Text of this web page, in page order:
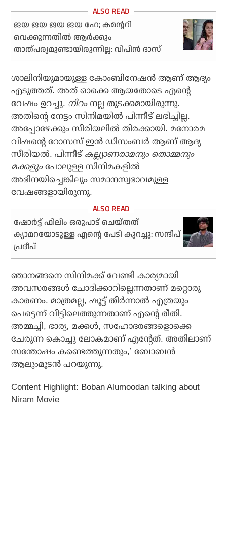
ജയ ജയ ജയ ജയ ഹേ; കമൻ്ററി
വെക്കുന്നതിൽ ആർക്കും
താത്പര്യമുണ്ടായിരുന്നില്ല: വിപിൻ ദാസ്
ശാലിനിയുമായുള്ള കോംബിനേഷൻ ആണ് ആദ്യം
എടുത്തത്. അത് ഓക്കെ ആയതോടെ എൻ്റെ
വേഷം ഉറച്ചു. നിറംനല്ല തുടക്കമായിരുന്നു.
അതിന്റെ നേട്ടം സിനിമയിൽ പിന്നീട് ലഭിച്ചില്ല.
അപ്പോഴേക്കും സീരിയലിൽ തിരക്കായി. മനോരമ
വിഷൻ്റെ റോസസ് ഇൻ ഡിസംബർ ആണ് ആദ്യ
സീരിയൽ. പിന്നീട് കല്ല്യാണരാമനും തൊമ്മനും
മക്കളുംപോലുള്ള സിനിമകളിൽ
അഭിനയിച്ചെങ്കിലും സമാനസ്വഭാവമുള്ള
വേഷങ്ങളായിരുന്നു.
ഷോര്‍ട്ട് ഫിലിം ഒരുപാട് ചെയ്തത്
ക്യാമറയോടുള്ള എന്റെ പേടി കുറച്ചു: സന്ദീപ്
പ്രദീപ്
ഞാനങ്ങനെ സിനിമക്ക് വേണ്ടി കാര്യമായി
അവസരങ്ങൾ ചോദിക്കാറില്ലെന്നതാണ് മറ്റൊരു
കാരണം. മാത്രമല്ല, ഷൂട്ട് തീർന്നാൽ എത്രയും
പെട്ടെന്ന് വീട്ടിലെത്തുന്നതാണ് എന്റെ രീതി.
അമ്മച്ചി, ഭാര്യ, മക്കൾ, സഹോദരങ്ങളൊക്കെ
ചേരുന്ന കൊച്ചു ലോകമാണ് എൻ്റേത്. അതിലാണ്
സന്തോഷം കണ്ടെത്തുന്നതും,’ ബോബൻ
ആലുംമൂടൻ പറയുന്നു.
Content Highlight: Boban Alumoodan talking about
Niram Movie